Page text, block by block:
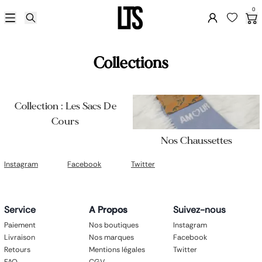
Femme
Sac homme
Petite maroquinerie
Enfant
Valise enfant
Besace enfant
Petit sac à dos
Porte monnaie
0
Collections
Collection : Les Sacs De
Cours
Nos Chaussettes
Instagram Facebook Twitter
Service
Paiement
Livraison
Retours
A Propos
Nos boutiques
Nos marques
Mentions légales
Suivez-nous
Instagram
Facebook
Twitter